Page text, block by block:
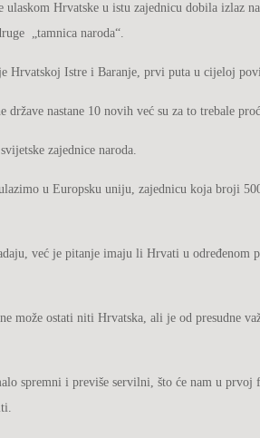
Hrvatske u istu zajednicu dobila izlaz
„tamnica naroda“.
Istre i Baranje, prvi puta u cijeloj
nastane 10 novih već su za to trebale
zajednice naroda.
u Europsku uniju, zajednicu koja broji
već je pitanje imaju li Hrvati u određenom
može ostati niti Hrvatska, ali je od presudne
spremni i previše servilni, što će nam u